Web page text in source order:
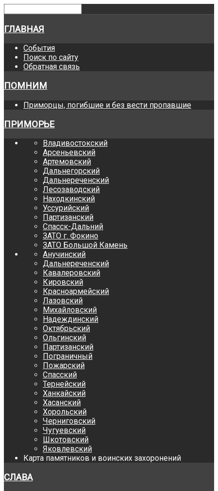
ГЛАВНАЯ
События
Поиск по сайту
Обратная связь
ПОМНИМ
Приморцы, погибшие и без вести пропавшие
ПРИМОРЬЕ
Владивостокский
Арсеньевский
Артемовский
Дальнегорский
Дальнереченский
Лесозаводский
Находкинский
Уссурийский
Партизанский
Спасск-Дальний
ЗАТО г. Фокино
ЗАТО Большой Камень
Анучинский
Дальнереченский
Кавалеровский
Кировский
Красноармейский
Лазовский
Михайловский
Надеждинский
Октябрьский
Ольгинский
Партизанский
Пограничный
Пожарский
Спасский
Тернейский
Ханкайский
Хасанский
Хорольский
Черниговский
Чугуевский
Шкотовский
Яковлевский
Карта памятников и воинских захоронений
СЛАВА